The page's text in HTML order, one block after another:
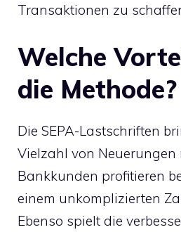
Transaktionen zu
Welche
die Methode?
Die SEPA-Lastschriften
Vielzahl von Neuerungen
Bankkunden profitieren
einem unkomplizierten
Ebenso spielt die